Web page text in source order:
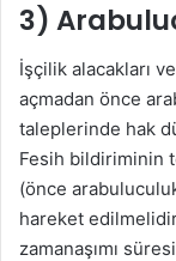
3)
İşçilik alacakları
açmadan önce
taleplerinde hak
Fesih bildiriminin
(önce
hareket
zamanaşımı